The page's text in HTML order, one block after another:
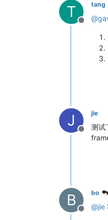
T
Offline
tang
@
J
Offline
jie
测试
B
Offline
bo
@jie